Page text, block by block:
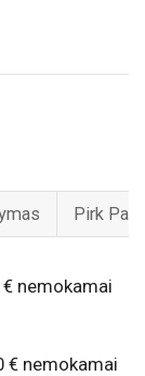
Pirk
nemokamai
€ nemokamai